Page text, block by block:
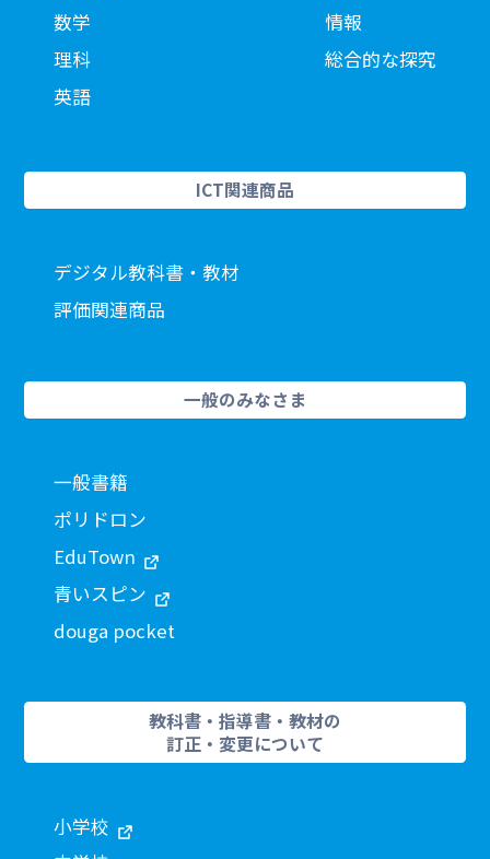
数学
理科
英語
情報
総合的な探究
ICT関連商品
デジタル教科書・教材
評価関連商品
一般のみなさま
一般書籍
ポリドロン
EduTown
青いスピン
douga pocket
教科書・指導書・教材の
訂正・変更について
小学校